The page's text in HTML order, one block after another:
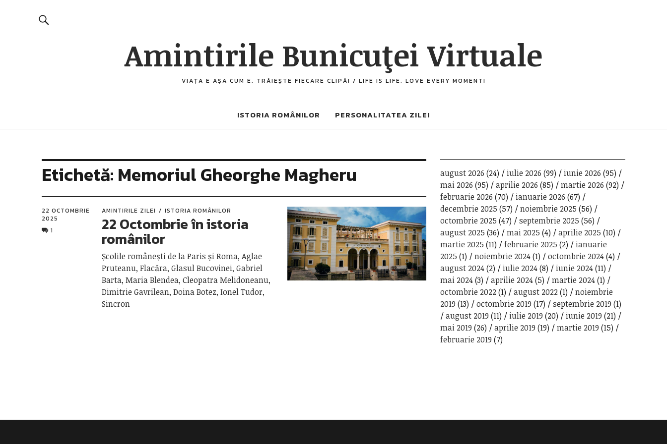
Amintirile Bunicuţei Virtuale
VIAȚA E AȘA CUM E, TRĂIEȘTE FIECARE CLIPĂ! / LIFE IS LIFE, LOVE EVERY MOMENT!
ISTORIA ROMÂNILOR PERSONALITATEA ZILEI
Etichetă: Memoriul Gheorghe Magheru
22 OCTOMBRIE
2025
1
AMINTIRILE ZILEI ISTORIA ROMÂNILOR
22 Octombrie în istoria
românilor
Școlile românești de la Paris și Roma, Aglae
Pruteanu, Flacăra, Glasul Bucovinei, Gabriel
Barta, Maria Blendea, Cleopatra Melidoneanu,
Dimitrie Gavrilean, Doina Botez, Ionel Tudor,
Sincron
august 2026 (24) iulie 2026 (99) iunie 2026 (95)
mai 2026 (95) aprilie 2026 (85) martie 2026 (92)
februarie 2026 (70) ianuarie 2026 (67)
decembrie 2025 (57) noiembrie 2025 (56)
octombrie 2025 (47) septembrie 2025 (56)
august 2025 (36) mai 2025 (4) aprilie 2025 (10)
martie 2025 (11) februarie 2025 (2)
ianuarie
2025 (1) noiembrie 2024(1) octombrie 2024(4)
august 2024(2) iulie 2024(8) iunie 2024(11)
mai 2024(3) aprilie 2024(5) martie 2024(1)
octombrie 2022(1) august 2022(1)
noiembrie
2019 (13) octombrie 2019 (17) septembrie 2019 (1)
august 2019 (11) iulie 2019 (20) iunie 2019 (21)
mai 2019 (26) aprilie 2019 (19) martie 2019 (15)
februarie 2019 (7)